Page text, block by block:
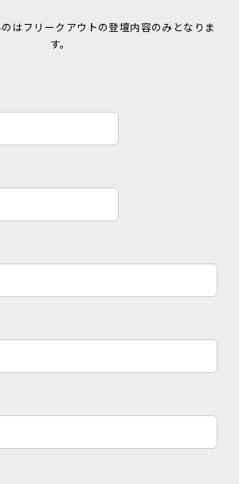
はフリークアウトの登壇内容のみとなりま
す。